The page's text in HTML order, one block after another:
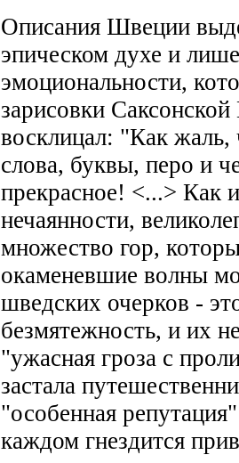
Описания Швеции
эпическом духе и
эмоциональности,
зарисовки
восклицал: "Как жаль,
слова, буквы, перо и
прекрасное! <...> Как
нечаянности,
множество гор,
окаменевшие волны
шведских очерков -
безмятежность, и их
"ужасная гроза с
застала
"особенная
каждом гнездится